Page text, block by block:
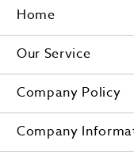
Home
Our Service
Company Policy
Company